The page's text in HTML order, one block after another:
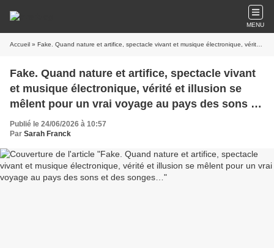
MENU
Accueil » Fake. Quand nature et artifice, spectacle vivant et musique électronique, vérité et illusion se mêlent pour un vrai voyage au pays des sons et des songes…
Fake. Quand nature et artifice, spectacle vivant
et musique électronique, vérité et illusion se
mêlent pour un vrai voyage au pays des sons et
des songes…
Publié le 24/06/2026 à 10:57
Par Sarah Franck